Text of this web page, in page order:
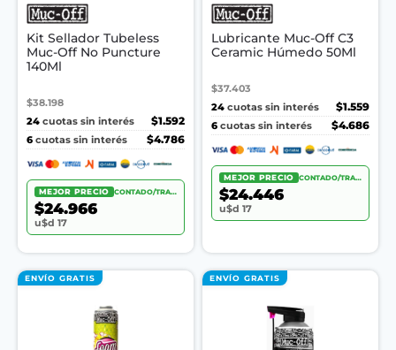
Kit Sellador Tubeless
Muc-Off No Puncture
140Ml
$38.198
24 cuotas sin interés
$1.592
6 cuotas sin interés $4.786
MEJOR PRECIO CONTADO/TRANSF.
$24.966
u$d 17
Lubricante Muc-Off C3
Ceramic Húmedo 50Ml
$37.403
24 cuotas sin interés
$1.559
6 cuotas sin interés $4.686
MEJOR PRECIO CONTADO/TRANSF.
$24.446
u$d 17
ENVÍO GRATIS ENVÍO GRATIS